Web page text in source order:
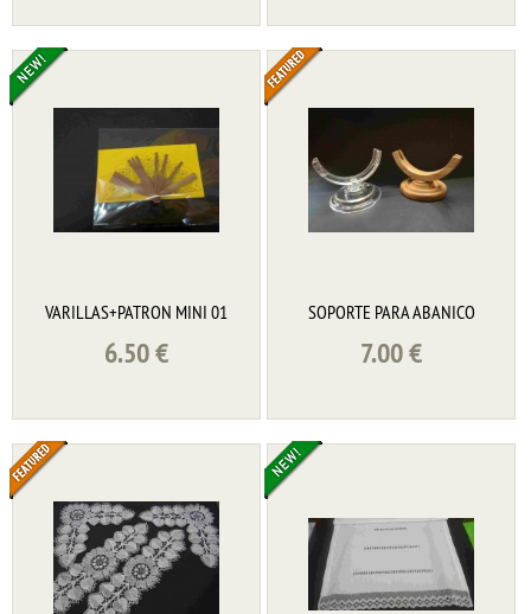
VARILLAS+PATRON MINI 01
6.50€
SOPORTE PARA ABANICO
7.00€